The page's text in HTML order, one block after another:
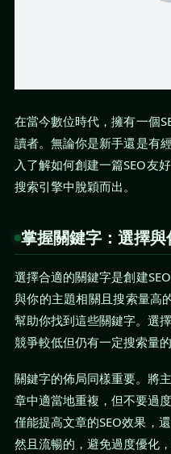
在當今數位時代，擁有一個
讀者。無論你是新手還是有
入了解如何創建一篇SEO友
搜索引擎中脫穎而出。
掌握關鍵字：選擇與
選擇合適的關鍵字是創建
與你的主題相關且搜索量高
幫助你找到這些關鍵字。選
競爭較低但仍有一定搜索量
關鍵字的佈局同樣重要。將
章中適當地重複，但不要過
僅能提高文章的SEO效果，
然且流暢的，避免過度優化